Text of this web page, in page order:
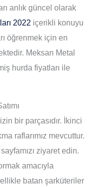
anlık güncel olarak
2022 içerikli konuyu
öğrenmek için en
Meksan Metal
hurda fiyatları ile
bir parçasıdır. İkinci
raflarımız mevcuttur.
ziyaret edin.
amacıyla
batan şarküteriler